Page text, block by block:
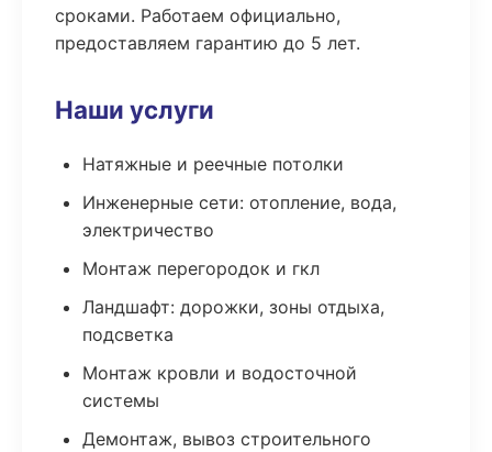
сроками. Работаем официально,
предоставляем гарантию до 5 лет.
Наши услуги
Натяжные и реечные потолки
Инженерные сети: отопление, вода,
электричество
Монтаж перегородок и гкл
Ландшафт: дорожки, зоны отдыха,
подсветка
Монтаж кровли и водосточной
системы
Демонтаж, вывоз строительного